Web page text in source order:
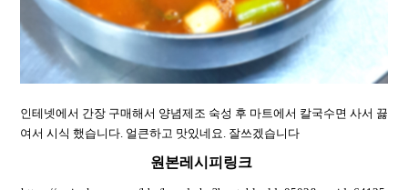
인테넷에서 간장 구매해서 양념제조 숙성 후 마트에서 칼국수면 사서 끓
여서 시식 했습니다. 얼큰하고 맛있네요. 잘쓰겠습니다
원본레시피링크